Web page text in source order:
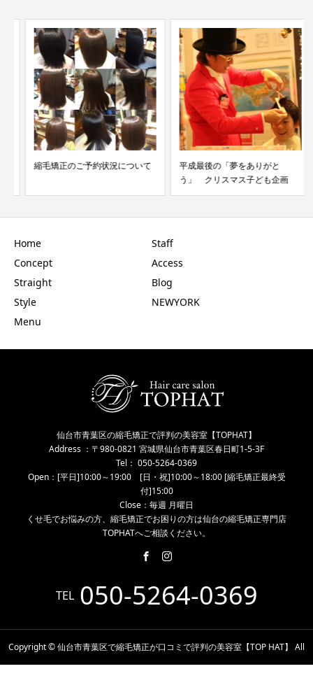
縮毛矯正のご予約状況について
平成最後の「夢をありがと
う」 クリスマス子ども企画
Home
Concept
Straight
Style
Menu
Staff
Access
Blog
NEWYORK
仙台市青葉区の縮毛矯正で評判の美容室【TOPHAT】
Address ：〒980-0821 宮城県仙台市青葉区春日町1-5-3F
Tel： 050-5264-0369
Open：[平日]10:00～19:00 [日・祝]10:00～18:00 [縮毛矯正最終受
付]15:00
Close：毎週 月曜日
くせ毛でお悩みの方、縮毛矯正でお困りの方は仙台の縮毛矯正専門店
TOPHATへご相談ください。
TEL 050-5264-0369
Copyright © 仙台市青葉区で縮毛矯正が口コミで評判の美容室【TOP HAT】 All